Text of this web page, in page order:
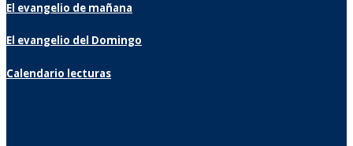
El evangelio de mañana
El evangelio del Domingo
Calendario lecturas